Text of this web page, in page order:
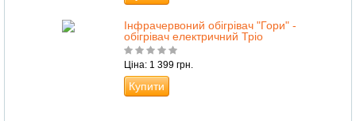
Інфрачервоний обігрівач "Гори" -
обігрівач електричний Тріо
Ціна: 1 399 грн.
Купити